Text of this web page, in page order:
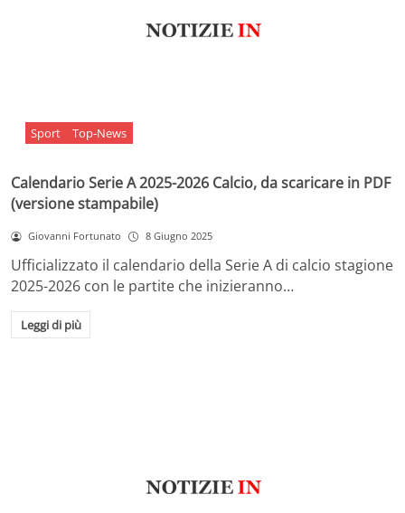
Sport Top-News
Calendario Serie A 2025-2026 Calcio, da scaricare in PDF
(versione stampabile)
Giovanni Fortunato 8 Giugno 2025
Ufficializzato il calendario della Serie A di calcio stagione
2025-2026 con le partite che inizieranno…
Leggi di più